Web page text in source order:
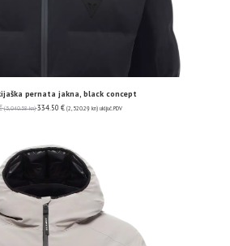
pernata jakna, black concept
(5,040.58 kn) 334.50 € (2,520.29 kn) uključ. PDV